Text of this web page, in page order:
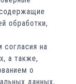
обработки,
согласия на
а также,
о
данных,